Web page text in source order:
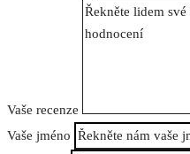
Vaše recenze
Vaše jméno